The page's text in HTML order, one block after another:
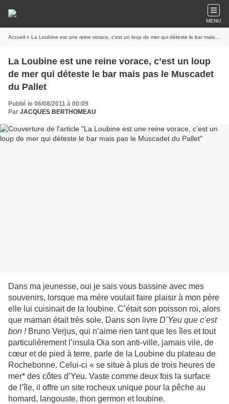
MENU
Accueil » La Loubine est une reine vorace, c’est un loup de mer qui déteste le bar mais pas le Muscadet du Pallet
La Loubine est une reine vorace, c’est un loup
de mer qui déteste le bar mais pas le Muscadet
du Pallet
Publié le 06/08/2011 à 00:09
Par JACQUES BERTHOMEAU
Dans ma jeunesse, oui je sais vous bassine avec mes
souvenirs, lorsque ma mère voulait faire plaisir à mon père
elle lui cuisinait de la loubine. C’était son poisson roi, alors
que maman était très sole. Dans son livre D’Yeu que c’est
bon !Bruno Verjus, qui n’aime rien tant que les îles et tout
particulièrement l’insula Oia son anti-ville, jamais vile, de
cœur et de pied à terre, parle de la Loubine du plateau de
Rochebonne. Celui-ci « se situe à plus de trois heures de
mer* des côtes d’Yeu. Vaste comme deux fois la surface
de l’île, il offre un site rocheux unique pour la pêche au
homard, langouste, thon germon et loubine.